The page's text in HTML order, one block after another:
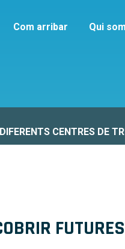
Com arribar Qui
CENTRES DE
FUTURES